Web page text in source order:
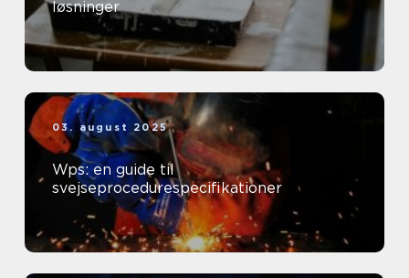
løsninger
03. august 2025
Wps: en guide til
svejseprocedurespecifikationer